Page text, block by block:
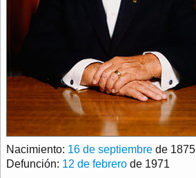
Nacimiento: 16 de septiembre de 1875
Defunción: 12 de febrero de 1971